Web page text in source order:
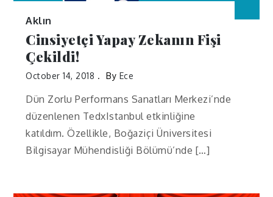
Aklın
Cinsiyetçi Yapay Zekanın Fişi
Çekildi!
October 14, 2018 By Ece
Dün Zorlu Performans Sanatları Merkezi’nde
düzenlenen TedxIstanbul etkinliğine
katıldım. Özellikle, Boğaziçi Üniversitesi
Bilgisayar Mühendisliği Bölümü’nde […]